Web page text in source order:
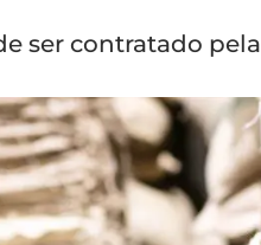
ser contratado pela